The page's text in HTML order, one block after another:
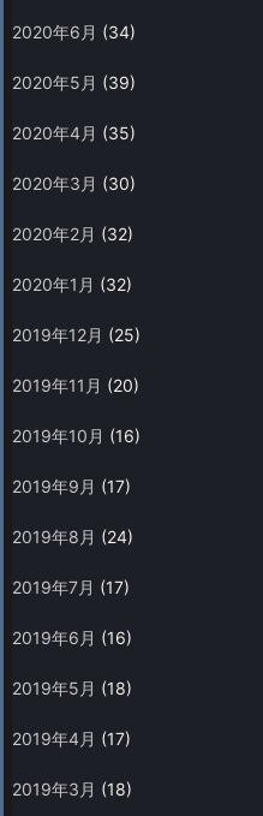
2020年6月 (34)
2020年5月 (39)
2020年4月 (35)
2020年3月 (30)
2020年2月 (32)
2020年1月 (32)
2019年12月 (25)
2019年11月 (20)
2019年10月 (16)
2019年9月 (17)
2019年8月 (24)
2019年7月 (17)
2019年6月 (16)
2019年5月 (18)
2019年4月 (17)
2019年3月 (18)